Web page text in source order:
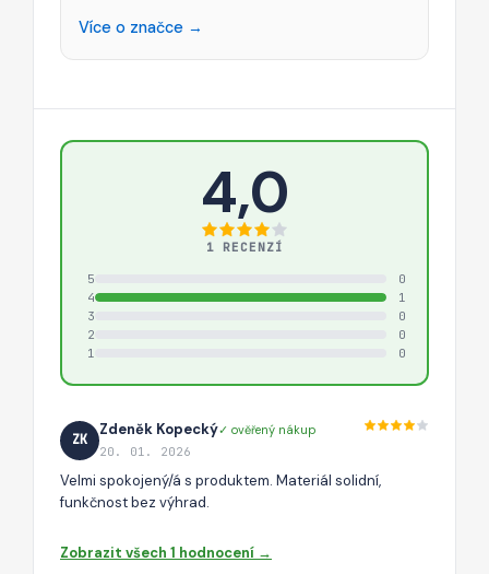
Více o značce →
4,0
1 RECENZÍ
5
0
4
1
3
0
2
0
1
0
ZK
Zdeněk Kopecký✓ ověřený nákup
20. 01. 2026
Velmi spokojený/á s produktem. Materiál solidní,
funkčnost bez výhrad.
Zobrazit všech 1 hodnocení →